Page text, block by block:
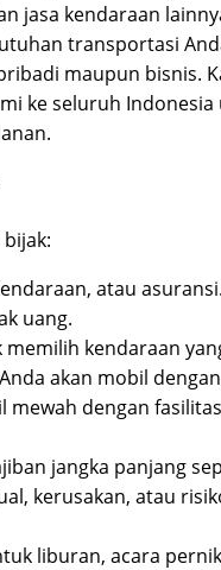
jasa kendaraan
transportasi
maupun bisnis.
ke seluruh
atau
uang.
kendaraan
akan mobil
dengan
jangka panjang
kerusakan, atau
liburan, acara